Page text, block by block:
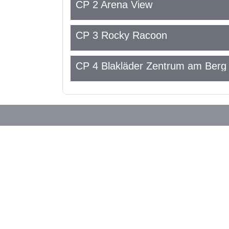
CP 2 Arena View
CP 3 Rocky Racoon
CP 4 Blakläder Zentrum am Berg